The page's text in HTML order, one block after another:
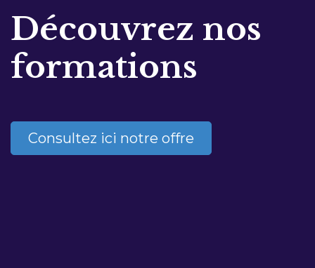
Découvrez nos
formations
Consultez ici notre offre